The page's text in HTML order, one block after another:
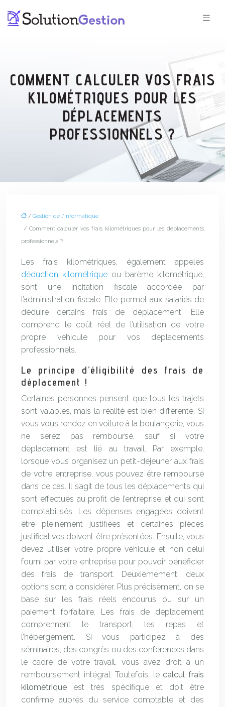
COMMENT CALCULER VOS FRAIS
KILOMÉTRIQUES POUR LES
DÉPLACEMENTS
PROFESSIONNELS ?
/ Gestion de l'informatique
/ Comment calculer vos frais kilométriques pour les déplacements
professionnels ?
Les frais kilométriques, également appelés
déduction kilométrique ou barème kilométrique,
sont une incitation fiscale accordée par
l’administration fiscale. Elle permet aux salariés de
déduire certains frais de déplacement. Elle
comprend le coût réel de l’utilisation de votre
propre véhicule pour vos déplacements
professionnels.
Le principe d’éligibilité des frais de
déplacement !
Certaines personnes pensent que tous les trajets
sont valables, mais la réalité est bien différente. Si
vous vous rendez en voiture à la boulangerie, vous
ne serez pas remboursé, sauf si votre
déplacement est lié au travail. Par exemple,
lorsque vous organisez un petit-déjeuner aux frais
de votre entreprise, vous pouvez être remboursé
dans ce cas. Il s’agit de tous les déplacements qui
sont effectués au profit de l’entreprise et qui sont
comptabilisés. Les dépenses engagées doivent
être pleinement justifiées et certaines pièces
justificatives doivent être présentées. Ensuite, vous
devez utiliser votre propre véhicule et non celui
fourni par votre entreprise pour pouvoir bénéficier
des frais de transport. Deuxièmement, deux
options sont à considérer. Plus précisément, on se
base sur les frais réels encourus ou sur un
paiement forfaitaire. Les frais de déplacement
comprennent le transport, les repas et
l’hébergement. Si vous participez à des
séminaires, des congrès ou des conférences dans
le cadre de votre travail, vous avez droit à un
remboursement intégral. Toutefois, lecalcul frais
kilométrique est très spécifique et doit être
confirmé auprès du service comptable et des